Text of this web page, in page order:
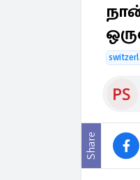
Share